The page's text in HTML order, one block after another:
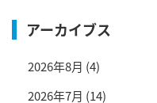
アーカイブス
2026年8月 (4)
2026年7月 (14)